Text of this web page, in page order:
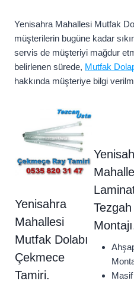
Yenisahra Mahallesi Mutfak
müşterilerin bugüne kadar
servis de müşteriyi mağdur
belirlenen sürede, Mutfak
hakkında müşteriye bilgi
Yenisahra
Mahallesi
Mutfak Dolabı
Çekmece
Tamiri.
Tezgah